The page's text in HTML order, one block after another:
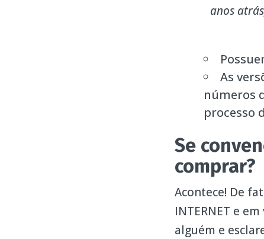
anos
As
números
processo
Se
comprar?
Acontece! De
INTERNET e
alguém e